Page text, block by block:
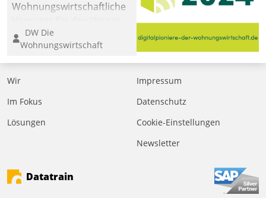
Wohnungswirtschaftliche
eine digitale Zukunft zu
finden, ist das Ziel des
Awards „Digitalpioniere
der
Bewerben können sich
dafür ein Team
DW Die
Wohnungswirtschaft
Wir
Im Fokus
Lösungen
Impressum
Datenschutz
Cookie-Einstellungen
Newsletter
Datatrain